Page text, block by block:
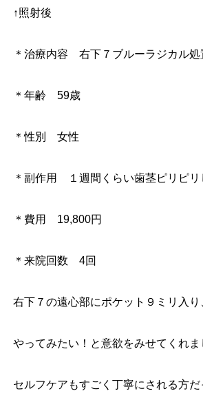
↑照射後
＊治療内容 右下７ブルーラジカル処
＊年齢 59歳
＊性別 女性
＊副作用 １週間くらい歯茎ピリピ
＊費用 19,800円
＊来院回数 4回
右下７の遠心部にポケット９ミリ入
やってみたい！と意欲をみせてくれま
セルフケアもすごく丁寧にされる方